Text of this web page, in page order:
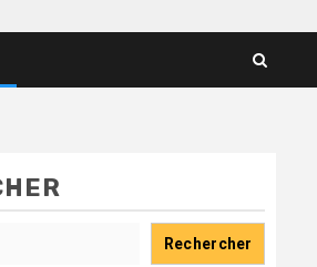
Rechercher